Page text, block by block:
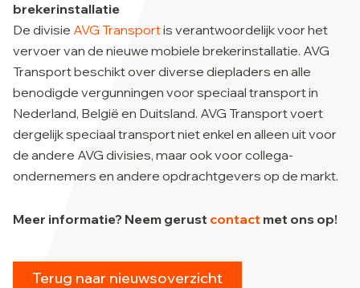
brekerinstallatie
De divisie AVG Transportis verantwoordelijk voor het
vervoer van de nieuwe mobiele brekerinstallatie. AVG
Transport beschikt over diverse diepladers en alle
benodigde vergunningen voor speciaal transport in
Nederland, België en Duitsland. AVG Transport voert
dergelijk speciaal transport niet enkel en alleen uit voor
de andere AVG divisies, maar ook voor collega-
ondernemers en andere opdrachtgevers op de markt.
Meer informatie? Neem gerust contact met ons op!
Terug naar nieuwsoverzicht